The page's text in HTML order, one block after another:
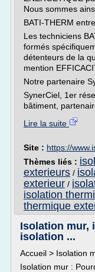
Nous sommes
BATI-THERM
Les techniciens
formés
détenteurs de la
mention
Notre partenaire
SynerCiel, 1er
bâtiment,
Lire la suite
Site : https://
Thèmes liés :
exterieurs /
exterieur /
isolation
thermique
Isolation mur,
isolation ...
Accueil > Isolation
Isolation mur :